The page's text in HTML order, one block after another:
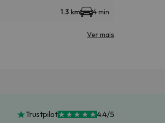
1.3 km 4 min
Ver mais
Trustpilot 4.4/5